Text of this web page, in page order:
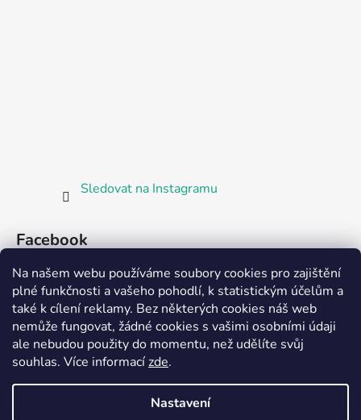
Na našem webu používáme soubory cookies pro zajištění
plné funkčnosti a vašeho pohodlí, k statistickým účelům a
také k cílení reklamy. Bez některých cookies náš web
nemůže fungovat, žádné cookies s vašimi osobními údaji
ale nebudou použity do momentu, než udělíte svůj
souhlas. Více informacízde.
Nastavení
Sledovat na Instagramu
Facebook
Partnerská prodejna Barefoot Plzeň